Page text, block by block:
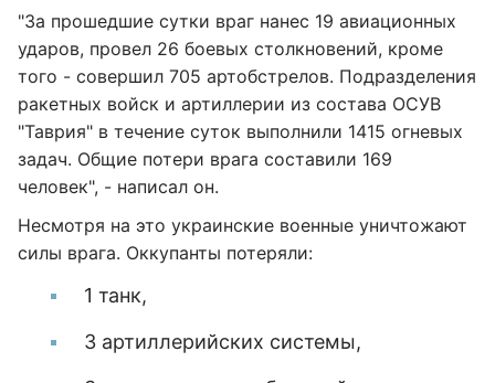
"За прошедшие сутки враг нанес 19 авиационных
ударов, провел 26 боевых столкновений, кроме
того - совершил 705 артобстрелов. Подразделения
ракетных войск и артиллерии из состава ОСУВ
"Таврия" в течение суток выполнили 1415 огневых
задач. Общие потери врага составили 169
человек", - написал он.
Несмотря на это украинские военные уничтожают
силы врага. Оккупанты потеряли:
1 танк,
3 артиллерийских системы,